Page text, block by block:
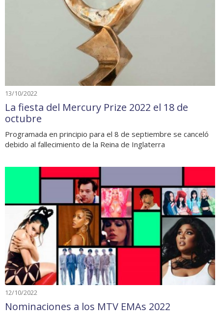
13/10/2022
La fiesta del Mercury Prize 2022 el 18 de
octubre
Programada en principio para el 8 de septiembre se canceló
debido al fallecimiento de la Reina de Inglaterra
12/10/2022
Nominaciones a los MTV EMAs 2022